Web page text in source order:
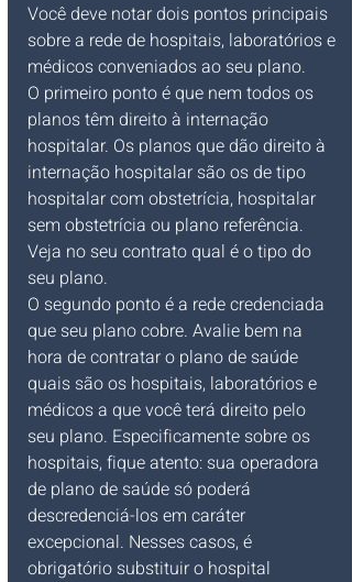
Você deve notar dois pontos principais
sobre a rede de hospitais, laboratórios e
médicos conveniados ao seu plano.
O primeiro ponto é que nem todos os
planos têm direito à internação
hospitalar. Os planos que dão direito à
internação hospitalar são os de tipo
hospitalar com obstetrícia, hospitalar
sem obstetrícia ou plano referência.
Veja no seu contrato qual é o tipo do
seu plano.
O segundo ponto é a rede credenciada
que seu plano cobre. Avalie bem na
hora de contratar o plano de saúde
quais são os hospitais, laboratórios e
médicos a que você terá direito pelo
seu plano. Especificamente sobre os
hospitais, fique atento: sua operadora
de plano de saúde só poderá
descredenciá-los em caráter
excepcional. Nesses casos, é
obrigatório substituir o hospital